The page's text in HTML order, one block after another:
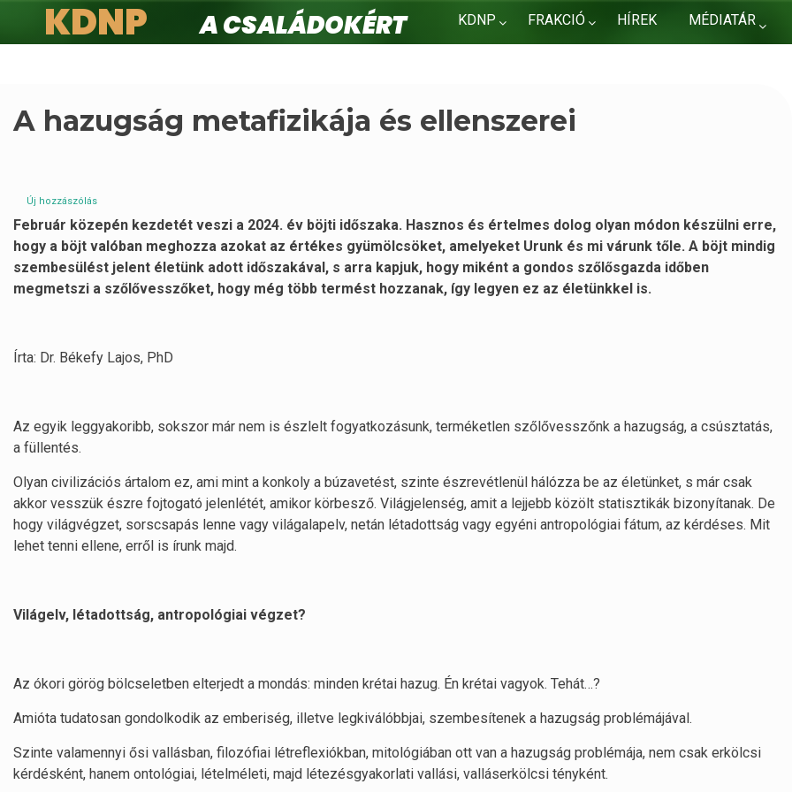
KDNP FRAKCIÓ HÍREK MÉDIATÁR
KDNP
A családokért.
A hazugság metafizikája és ellenszerei
Új hozzászólás
Február közepén kezdetét veszi a 2024. év böjti időszaka. Hasznos és értelmes dolog olyan módon készülni erre,
hogy a böjt valóban meghozza azokat az értékes gyümölcsöket, amelyeket Urunk és mi várunk tőle. A böjt mindig
szembesülést jelent életünk adott időszakával, s arra kapjuk, hogy miként a gondos szőlősgazda időben
megmetszi a szőlővesszőket, hogy még több termést hozzanak, így legyen ez az életünkkel is.
Írta: Dr. Békefy Lajos, PhD
Az egyik leggyakoribb, sokszor már nem is észlelt fogyatkozásunk, terméketlen szőlővesszőnk a hazugság, a csúsztatás,
a füllentés.
Olyan civilizációs ártalom ez, ami mint a konkoly a búzavetést, szinte észrevétlenül hálózza be az életünket, s már csak
akkor vesszük észre fojtogató jelenlétét, amikor körbesző. Világjelenség, amit a lejjebb közölt statisztikák bizonyítanak. De
hogy világvégzet, sorscsapás lenne vagy világalapelv, netán létadottság vagy egyéni antropológiai fátum, az kérdéses. Mit
lehet tenni ellene, erről is írunk majd.
Világelv, létadottság, antropológiai végzet?
Az ókori görög bölcseletben elterjedt a mondás: minden krétai hazug. Én krétai vagyok. Tehát…?
Amióta tudatosan gondolkodik az emberiség, illetve legkiválóbbjai, szembesítenek a hazugság problémájával.
Szinte valamennyi ősi vallásban, filozófiai létreflexiókban, mitológiában ott van a hazugság problémája, nem csak erkölcsi
kérdésként, hanem ontológiai, lételméleti, majd létezésgyakorlati vallási, valláserkölcsi tényként.